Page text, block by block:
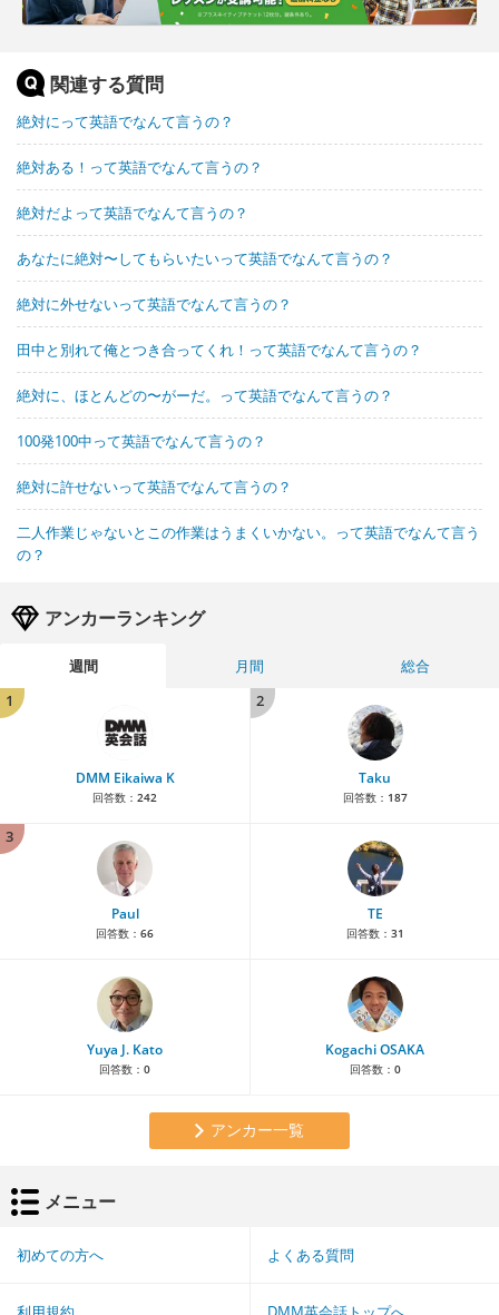
関連する質問
絶対にって英語でなんて言うの？
絶対ある！って英語でなんて言うの？
絶対だよって英語でなんて言うの？
あなたに絶対〜してもらいたいって英語でなんて言うの？
絶対に外せないって英語でなんて言うの？
田中と別れて俺とつき合ってくれ！って英語でなんて言うの？
絶対に、ほとんどの〜がーだ。って英語でなんて言うの？
100発100中って英語でなんて言うの？
絶対に許せないって英語でなんて言うの？
二人作業じゃないとこの作業はうまくいかない。って英語でなんて言う
の？
アンカーランキング
週間 月間
総合
1
DMM Eikaiwa K
回答数： 242
2
Taku
回答数： 187
3
Paul
回答数： 66
TE
回答数： 31
Yuya J. Kato
回答数： 0
Kogachi OSAKA
回答数： 0
アンカー一覧
メニュー
初めての方へ よくある質問